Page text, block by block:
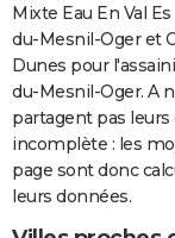
Mixte Eau En Val
du-Mesnil-Oger et
Dunes pour
du-Mesnil-Oger. A
partagent pas
incomplète : les
page sont donc
leurs données.